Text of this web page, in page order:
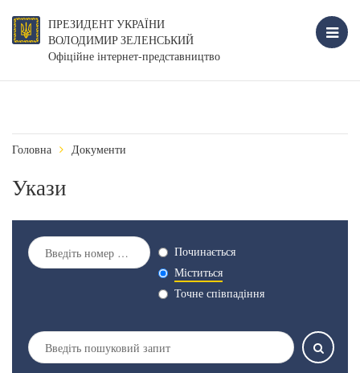
ПРЕЗИДЕНТ УКРАЇНИ
ВОЛОДИМИР ЗЕЛЕНСЬКИЙ
Офіційне інтернет-представництво
Головна Документи
Укази
Починається
Міститься
Точне співпадіння